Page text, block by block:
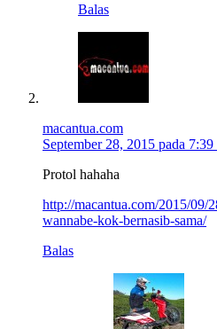
Balas
macantua.com
September 28, 2015 pada 7:39
Protol hahaha
http://macantua.com/2015/09/
wannabe-kok-bernasib-sama/
Balas